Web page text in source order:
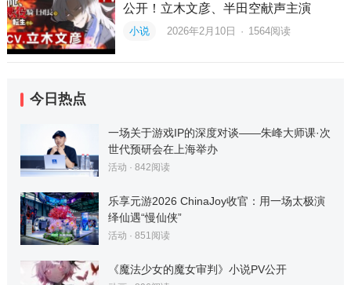
公开！立木文彦、半田空献声主演
小说 2026年2月10日 · 1564阅读
今日热点
一场关于游戏IP的深度对谈——朱峰大师课·次
世代预研会在上海举办
活动 · 842阅读
乐享元游2026 ChinaJoy收官：用一场太极演
绎仙遇“慢仙侠”
活动 · 851阅读
《魔法少女的魔女审判》小说PV公开